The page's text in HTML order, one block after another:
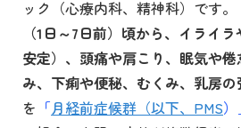
ック（心療内科、精神科）です
（1日～7日前）頃から、イライ
安定）、頭痛や肩こり、眠気や
み、下痢や便秘、むくみ、乳房
を 「月経前症候群（以下、PMS）